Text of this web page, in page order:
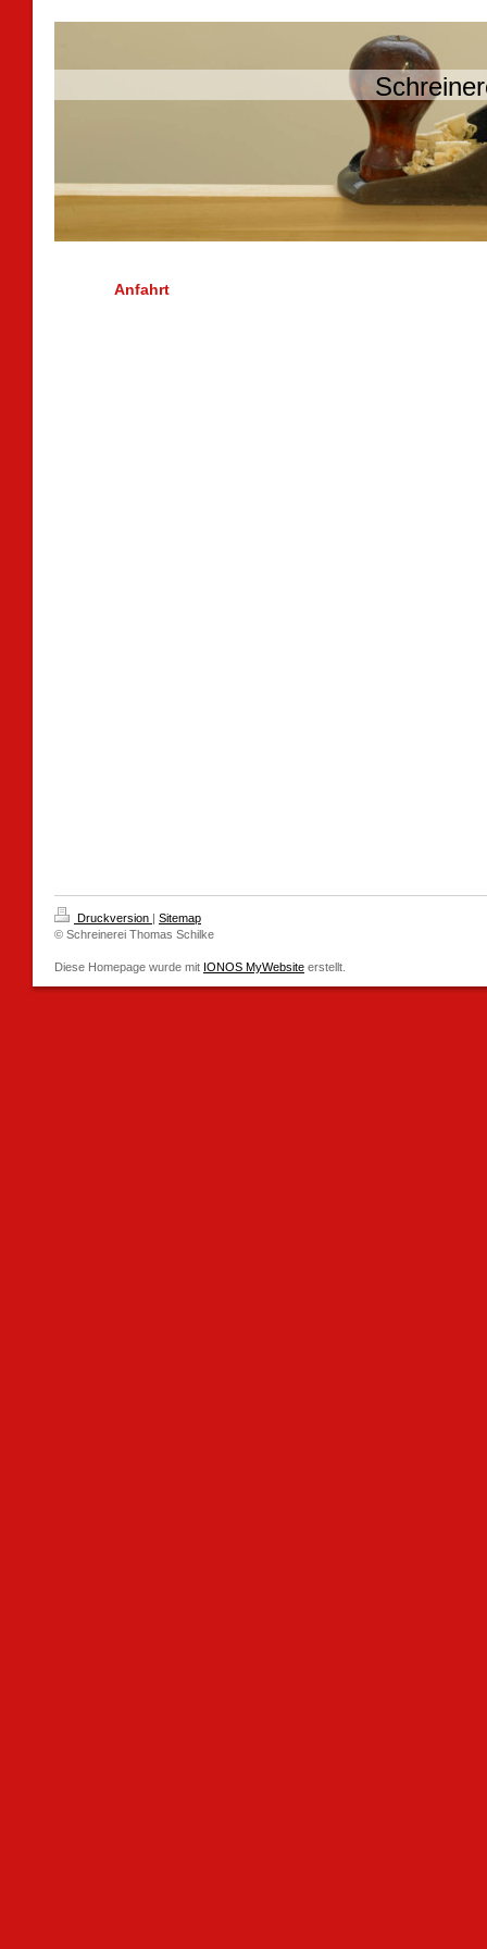
Anfahrt
Druckversion | Sitemap
© Schreinerei Thomas Schilke
Diese Homepage wurde mit IONOS MyWebsite erstellt.